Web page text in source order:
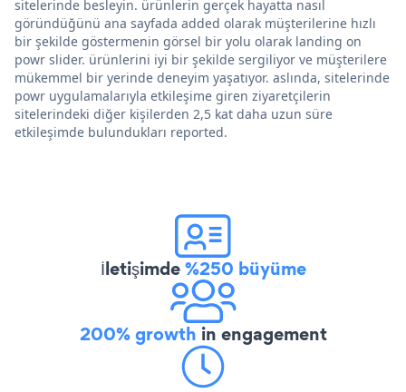
sitelerinde besleyin. ürünlerin gerçek hayatta nasıl
göründüğünü ana sayfada added olarak müşterilerine hızlı
bir şekilde göstermenin görsel bir yolu olarak landing on
powr slider. ürünlerini iyi bir şekilde sergiliyor ve müşterilere
mükemmel bir yerinde deneyim yaşatıyor. aslında, sitelerinde
powr uygulamalarıyla etkileşime giren ziyaretçilerin
sitelerindeki diğer kişilerden 2,5 kat daha uzun süre
etkileşimde bulundukları reported.
İletişimde%250 büyüme
200% growth in engagement